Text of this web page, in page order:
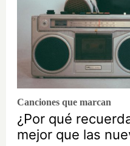
Canciones que marcan
¿Por qué
mejor que las